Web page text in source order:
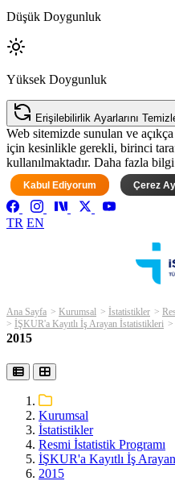
Düşük Doygunluk
Yüksek Doygunluk
Erişilebilirlik Ayarlarını
Web sitemizde sunulan ve
için kesinlikle gerekli, birinci
kullanılmaktadır. Daha fazla
Kabul Ediyorum Çerez
TR EN
Ana Sayfa Kurumsal İstatistikler
İŞKUR'a Kayıtlı İş Arayan İstatistikleri
2015
Kurumsal
İstatistikler
Resmi İstatistik Programı
İŞKUR'a Kayıtlı İş
2015